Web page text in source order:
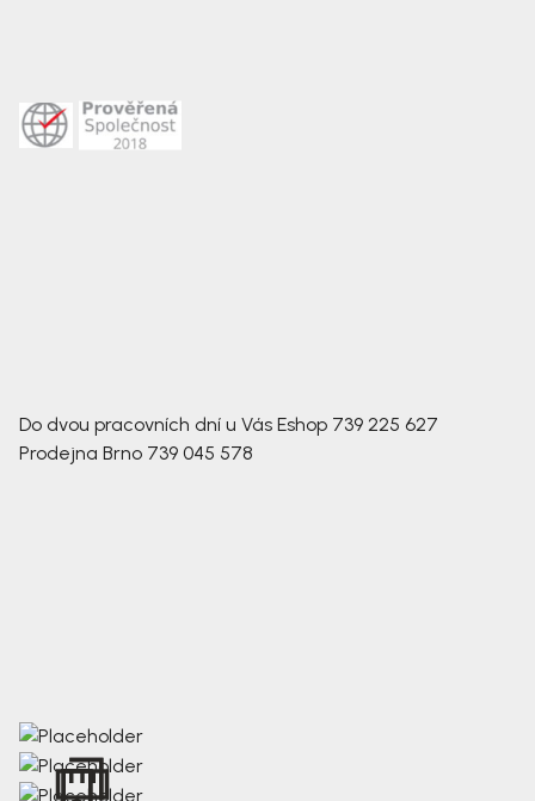
Do dvou pracovních dní u Vás Eshop 739 225 627
Prodejna Brno 739 045 578